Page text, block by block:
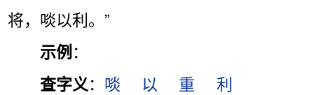
将，啖以利。”
示例 ：
查字义 ： 啖 以 重 利